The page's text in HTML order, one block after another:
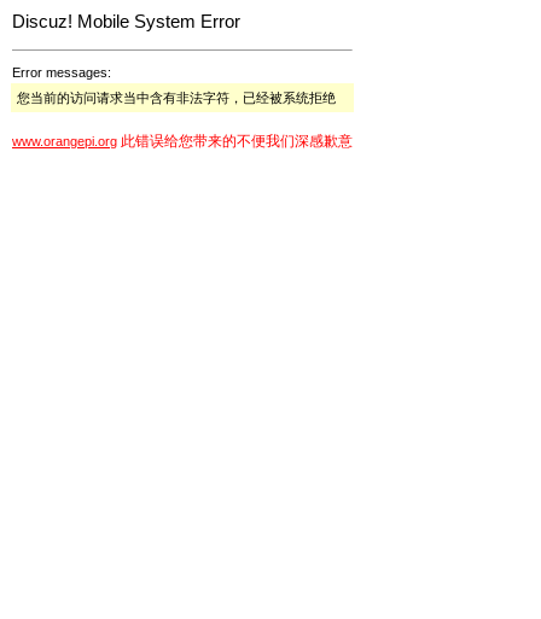
Discuz! Mobile System Error
Error messages:
您当前的访问请求当中含有非法字符，已经被系统拒绝
www.orangepi.org 此错误给您带来的不便我们深感歉意